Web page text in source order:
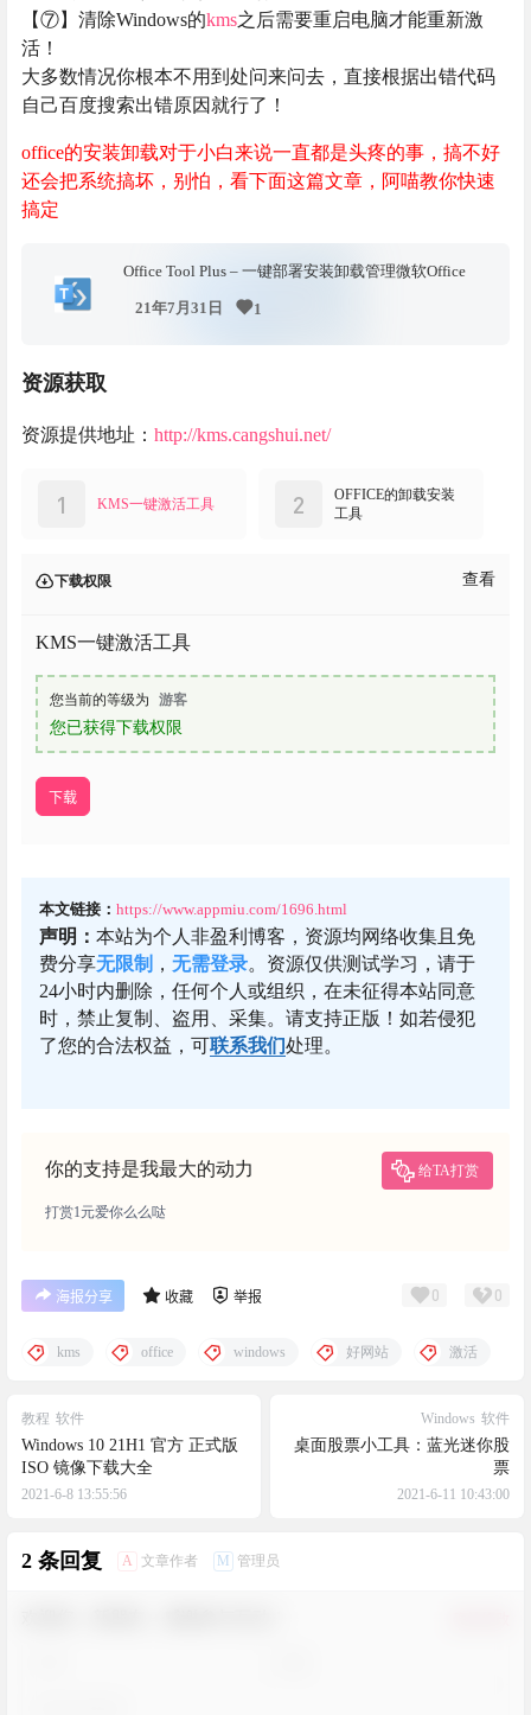
【⑦】清除Windows的kms之后需要重启电脑才能重新激
活！
大多数情况你根本不用到处问来问去，直接根据出错代码
自己百度搜索出错原因就行了！
office的安装卸载对于小白来说一直都是头疼的事，搞不好
还会把系统搞坏，别怕，看下面这篇文章，阿喵教你快速
搞定
Office Tool Plus – 一键部署安装卸载管理微软Office
21年7月31日 1
资源获取
资源提供地址： http://kms.cangshui.net/
KMS一键激活工具
1
OFFICE的卸载安装
工具
2
下载权限 查看
KMS一键激活工具
您当前的等级为 游客
您已获得下载权限
下载
本文链接： https://www.appmiu.com/1696.html
声明： 本站为个人非盈利博客，资源均网络收集且免
费分享无限制 ， 无需登录。资源仅供测试学习，请于
24小时内删除，任何个人或组织，在未征得本站同意
时，禁止复制、盗用、采集。请支持正版！如若侵犯
了您的合法权益，可联系我们处理。
你的支持是我最大的动力 给TA打赏
打赏1元爱你么么哒
海报分享 收藏 举报 0 0
kms office windows 好网站 激活
教程 软件
Windows 10 21H1 官方 正式版
ISO 镜像下载大全
2021-6-8 13:55:56
Windows 软件
桌面股票小工具：蓝光迷你股
票
2021-6-11 10:43:00
2 条回复 A 文章作者 M 管理员